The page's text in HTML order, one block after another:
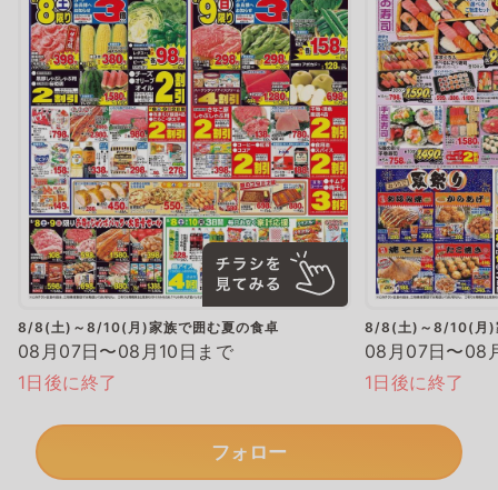
8/8(土)～8/10(月)家族で囲む夏の食卓
08月07日〜08月10日まで
1日後に終了
8/8(土)～8/10(月)
08月07日〜08
1日後に終了
フォロー